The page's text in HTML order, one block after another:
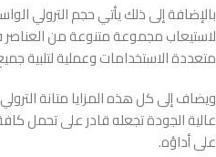
لاستيعاب مجموعة متنوعة من العناصر
متعددة الاستخدامات وعملية لتلبية
ويضاف إلى كل هذه المزايا متانة
عالية الجودة تجعله قادر على تحمل
على أداؤه.